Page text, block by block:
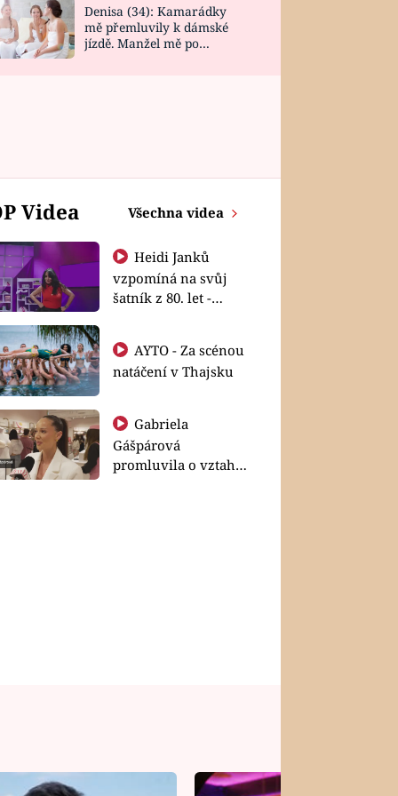
Denisa (34): Kamarádky
mě přemluvily k dámské
jízdě. Manžel mě po
Videa Všechna videa
Heidi Janků
vzpomíná na svůj
šatník z 80. let -
natáčení v Thajsku
Gabriela
Gášpárová
promluvila o vztahu